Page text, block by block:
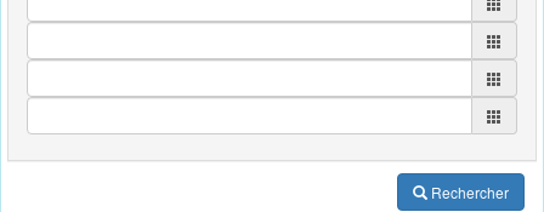
Rechercher